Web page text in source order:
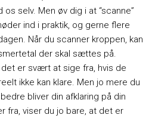
selv. Men øv dig i at “scanne”
ind i praktik, og gerne flere
Når du scanner kroppen, kan
der skal sættes på.
er svært at sige fra, hvis de
ikke kan klare. Men jo mere du
bliver din afklaring på din
fra, viser du jo bare, at det er